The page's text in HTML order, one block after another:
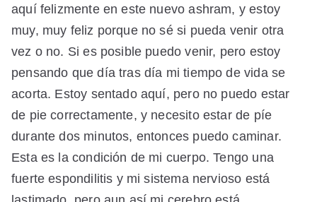
aquí felizmente en este nuevo ashram, y estoy
muy, muy feliz porque no sé si pueda venir otra
vez o no. Si es posible puedo venir, pero estoy
pensando que día tras día mi tiempo de vida se
acorta. Estoy sentado aquí, pero no puedo estar
de pie correctamente, y necesito estar de píe
durante dos minutos, entonces puedo caminar.
Esta es la condición de mi cuerpo. Tengo una
fuerte espondilitis y mi sistema nervioso está